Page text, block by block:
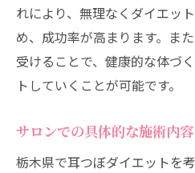
れにより、無理なくダイエッ
め、成功率が高まります。ま
受けることで、健康的な体づ
トしていくことが可能です。
サロンでの具体的な施術内容
栃木県で耳つぼダイエットを